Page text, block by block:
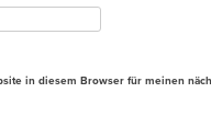
in diesem Browser für meinen